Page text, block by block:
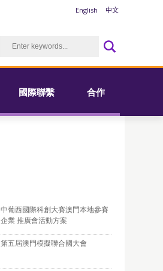
English 中文
國際聯繫 合作
中葡西國際科創大賽澳門本地參賽
企業 推廣會活動方案
第五屆澳門模擬聯合國大會